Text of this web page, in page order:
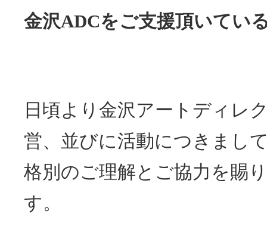
金沢ADCをご支援頂いてい
日頃より金沢アートディレ
営、並びに活動につきまし
格別のご理解とご協力を賜
す。